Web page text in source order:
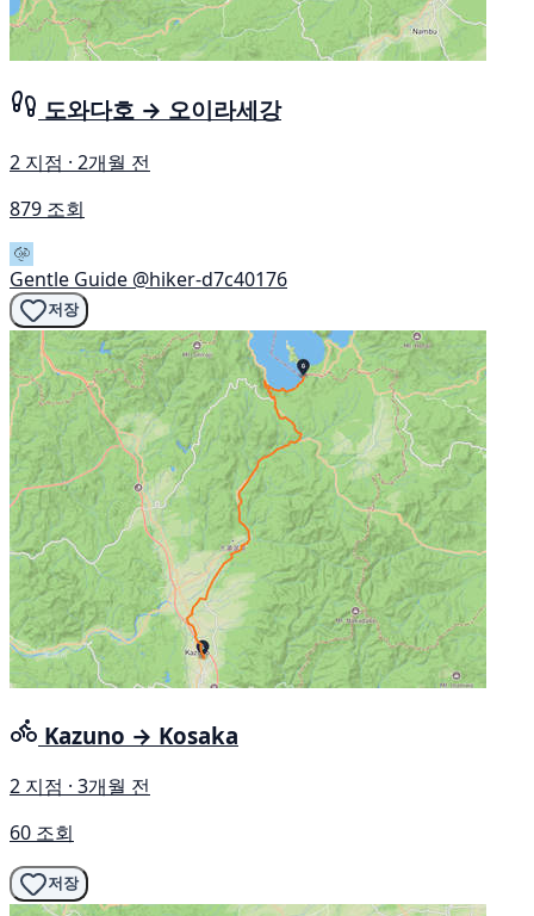
도와다호 → 오이라세강
2 지점 · 2개월 전
879 조회
Gentle Guide @hiker-d7c40176
저장
Kazuno → Kosaka
2 지점 · 3개월 전
60 조회
저장